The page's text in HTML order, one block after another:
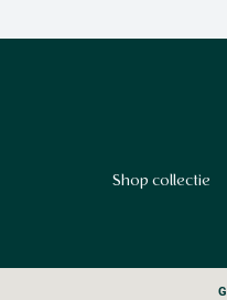
Shop collectie